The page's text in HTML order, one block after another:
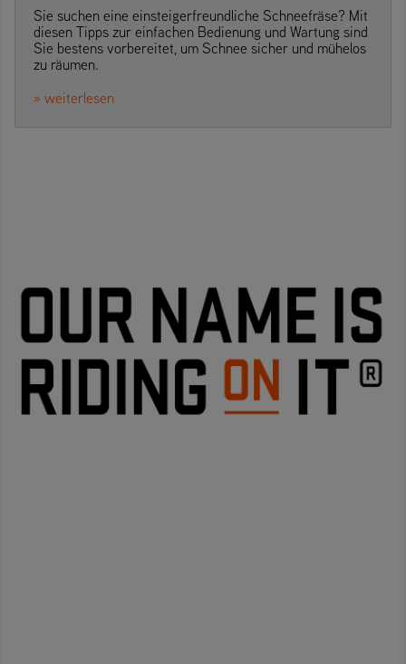
Sie suchen eine einsteigerfreundliche Schneefräse? Mit
diesen Tipps zur einfachen Bedienung und Wartung sind
Sie bestens vorbereitet, um Schnee sicher und mühelos
zu räumen.
» weiterlesen